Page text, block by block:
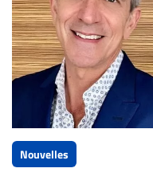
Nouvelles